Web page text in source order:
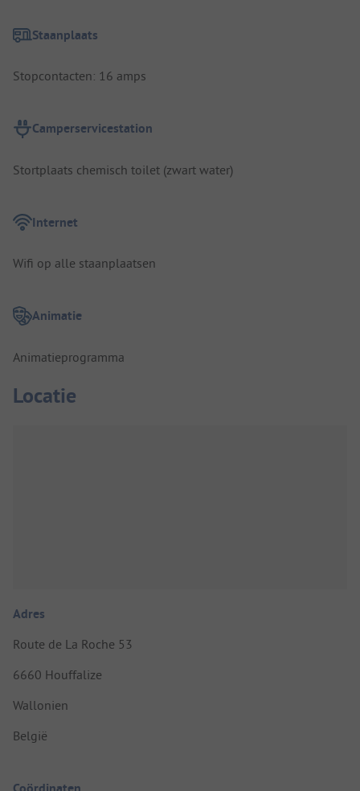
Staanplaats
Stopcontacten: 16 amps
Camperservicestation
Stortplaats chemisch toilet (zwart water)
Internet
Wifi op alle staanplaatsen
Animatie
Animatieprogramma
Locatie
Adres
Route de La Roche 53
6660 Houffalize
Wallonien
België